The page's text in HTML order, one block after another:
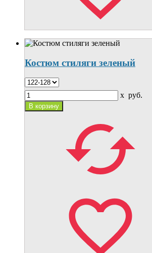
Костюм стиляги зеленый
x руб.